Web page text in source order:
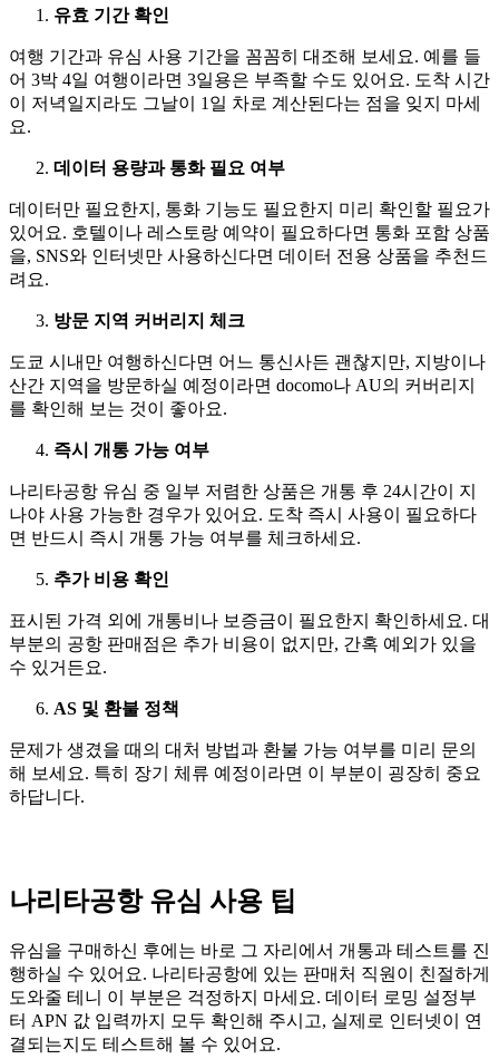
유효 기간 확인
여행 기간과 유심 사용 기간을 꼼꼼히 대조해 보세요. 예를 들
어 3박 4일 여행이라면 3일용은 부족할 수도 있어요. 도착 시간
이 저녁일지라도 그날이 1일 차로 계산된다는 점을 잊지 마세
요.
데이터 용량과 통화 필요 여부
데이터만 필요한지, 통화 기능도 필요한지 미리 확인할 필요가
있어요. 호텔이나 레스토랑 예약이 필요하다면 통화 포함 상품
을, SNS와 인터넷만 사용하신다면 데이터 전용 상품을 추천드
려요.
방문 지역 커버리지 체크
도쿄 시내만 여행하신다면 어느 통신사든 괜찮지만, 지방이나
산간 지역을 방문하실 예정이라면 docomo나 AU의 커버리지
를 확인해 보는 것이 좋아요.
즉시 개통 가능 여부
나리타공항 유심 중 일부 저렴한 상품은 개통 후 24시간이 지
나야 사용 가능한 경우가 있어요. 도착 즉시 사용이 필요하다
면 반드시 즉시 개통 가능 여부를 체크하세요.
추가 비용 확인
표시된 가격 외에 개통비나 보증금이 필요한지 확인하세요. 대
부분의 공항 판매점은 추가 비용이 없지만, 간혹 예외가 있을
수 있거든요.
AS 및 환불 정책
문제가 생겼을 때의 대처 방법과 환불 가능 여부를 미리 문의
해 보세요. 특히 장기 체류 예정이라면 이 부분이 굉장히 중요
하답니다.
나리타공항 유심 사용 팁
유심을 구매하신 후에는 바로 그 자리에서 개통과 테스트를 진
행하실 수 있어요. 나리타공항에 있는 판매처 직원이 친절하게
도와줄 테니 이 부분은 걱정하지 마세요. 데이터 로밍 설정부
터 APN 값 입력까지 모두 확인해 주시고, 실제로 인터넷이 연
결되는지도 테스트해 볼 수 있어요.